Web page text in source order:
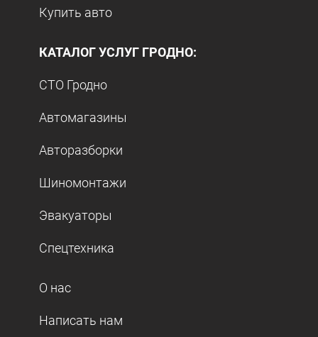
Купить авто
КАТАЛОГ УСЛУГ ГРОДНО:
СТО Гродно
Автомагазины
Авторазборки
Шиномонтажи
Эвакуаторы
Спецтехника
О нас
Написать нам